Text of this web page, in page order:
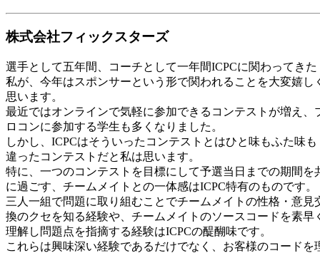
株式会社フィックスターズ
選手として五年間、コーチとして一年間ICPCに関わってきた
私が、今年はスポンサーという形で関われることを大変嬉し
思います。
最近ではオンラインで気軽に参加できるコンテストが増え、
ロコンに参加する学生も多くなりました。
しかし、ICPCはそういったコンテストとはひと味もふた味も
違ったコンテストだと私は思います。
特に、一つのコンテストを目標にして予選当日までの期間を
に過ごす、チームメイトとの一体感はICPC特有のものです。
三人一組で問題に取り組むことでチームメイトの性格・意見
換のクセを知る経験や、チームメイトのソースコードを素早
理解し問題点を指摘する経験はICPCの醍醐味です。
これらは興味深い経験であるだけでなく、お客様のコードを